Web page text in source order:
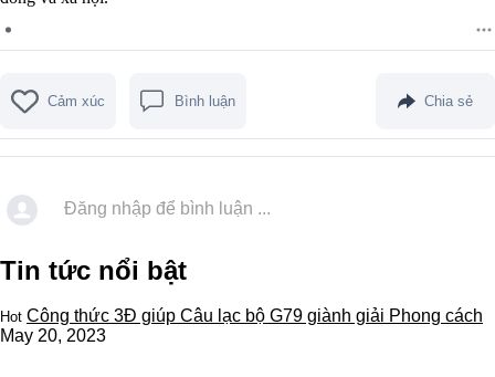
Cảm xúc Bình luận Chia sẻ
Đăng nhập để bình luận ...
Tin tức nổi bật
Hot Công thức 3Đ giúp Câu lạc bộ G79 giành giải Phong cách
May 20, 2023